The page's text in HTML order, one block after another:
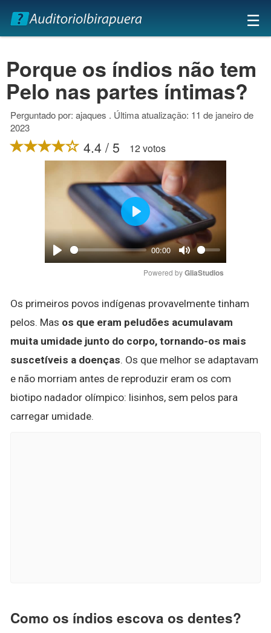
×
☰
Porque os índios não tem
Pelo nas partes íntimas?
Perguntado por: ajaques . Última atualização: 11 de janeiro de
2023
4.4 / 5 12 votos
Play
00:00
Mute
Play
Powered by GliaStudios
Os primeiros povos indígenas provavelmente tinham
pelos. Mas os que eram peludões acumulavam
muita umidade junto do corpo, tornando-os mais
suscetíveis a doenças. Os que melhor se adaptavam
e não morriam antes de reproduzir eram os com
biotipo nadador olímpico: lisinhos, sem pelos para
carregar umidade.
Como os índios escova os dentes?